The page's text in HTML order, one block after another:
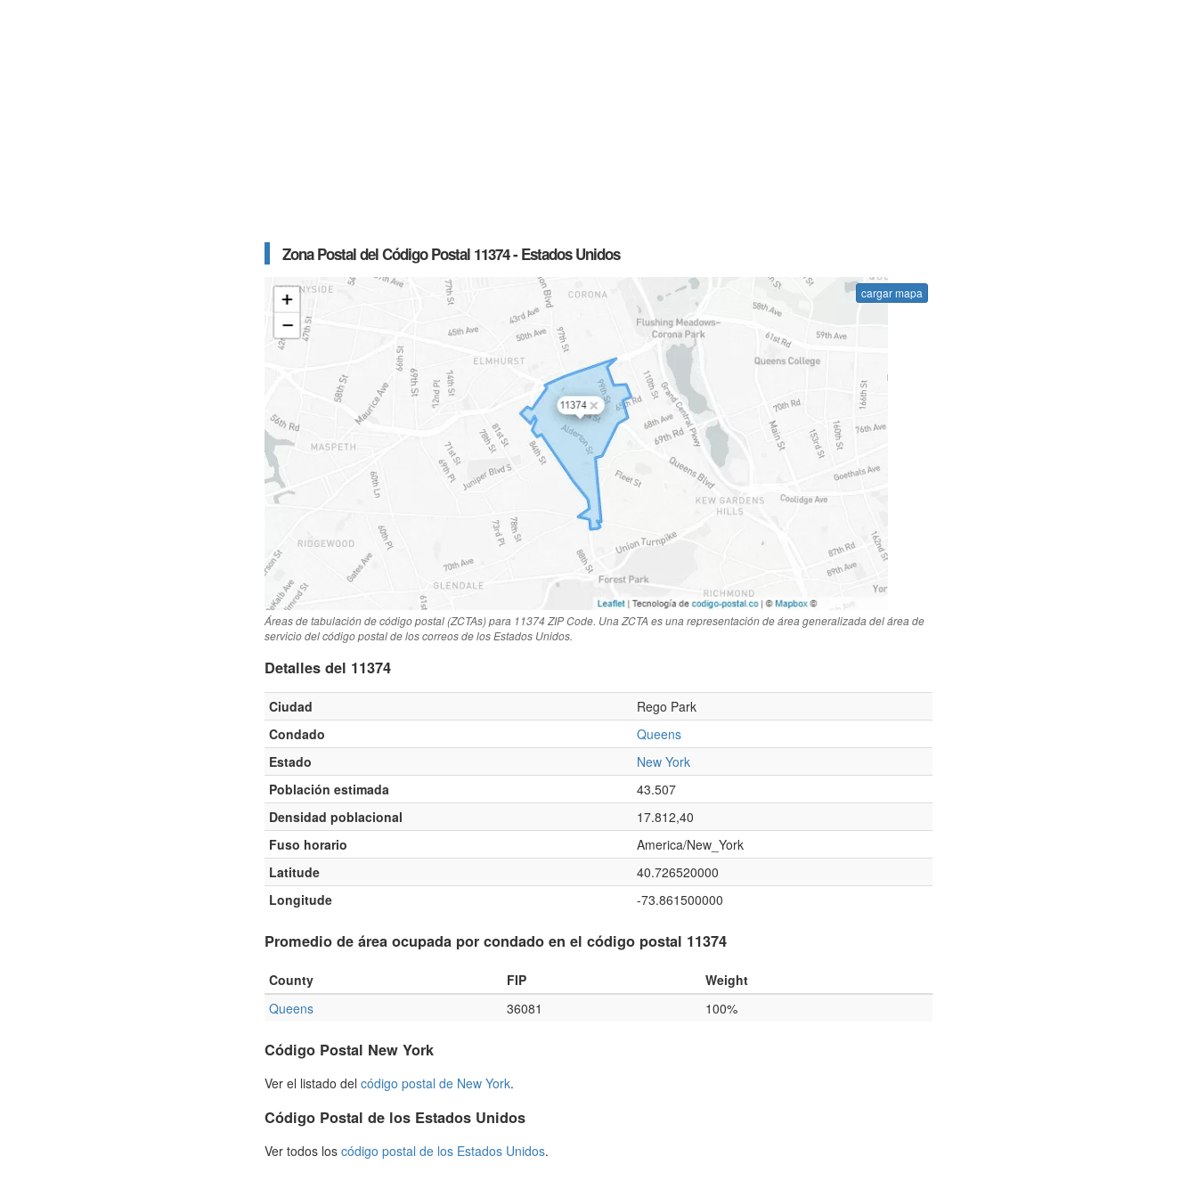
Zona Postal del Código Postal 11374 - Estados Unidos
cargar mapa
Áreas de tabulación de código postal (ZCTAs) para 11374 ZIP Code. Una ZCTA es una representación de área generalizada del área de
servicio del código postal de los correos de los Estados Unidos.
Detalles del 11374
Ciudad
Rego Park
Condado
Queens
Estado
New York
Población estimada
43.507
Densidad poblacional
17.812,40
Fuso horario
America/New_York
Latitude
40.726520000
Longitude
-73.861500000
Promedio de área ocupada por condado en el código postal 11374
County FIP
Weight
Queens
36081 100%
Código Postal New York
Ver el listado del código postal de New York.
Código Postal de los Estados Unidos
Ver todos los código postal de los Estados Unidos.